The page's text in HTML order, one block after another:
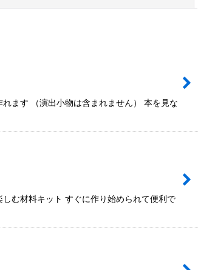
す （演出小物は含まれません） 本を見な
材料キット すぐに作り始められて便利で